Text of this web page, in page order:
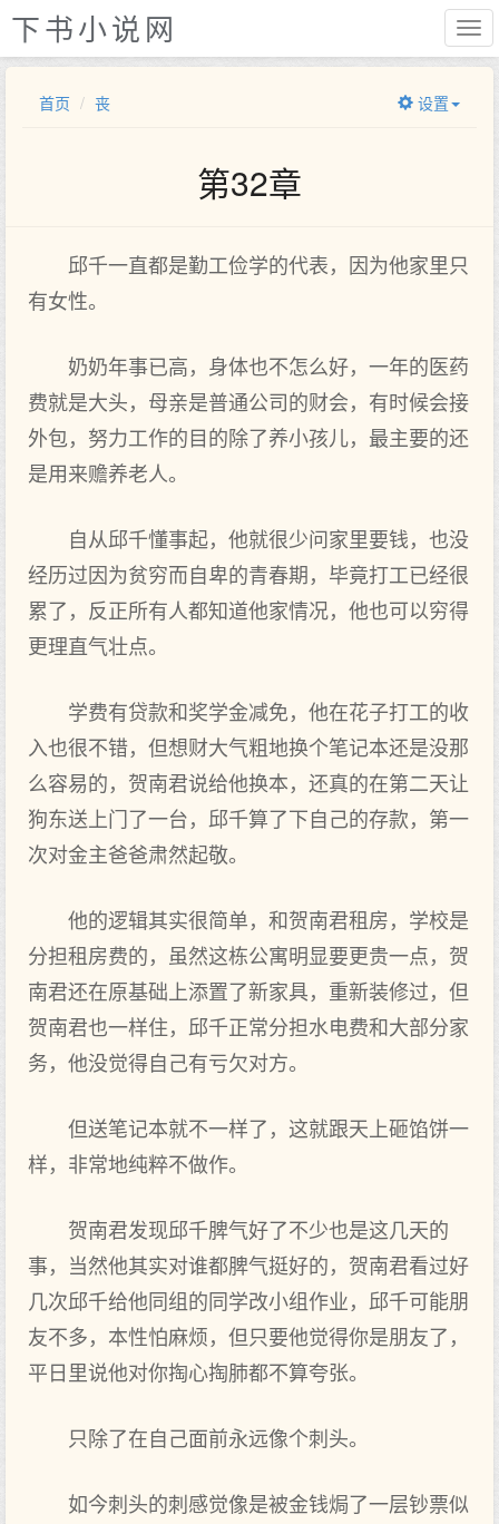
下书小说网
首页 丧 设置
第32章
邱千一直都是勤工俭学的代表，因为他家里只
有女性。
奶奶年事已高，身体也不怎么好，一年的医药
费就是大头，母亲是普通公司的财会，有时候会接
外包，努力工作的目的除了养小孩儿，最主要的还
是用来赡养老人。
自从邱千懂事起，他就很少问家里要钱，也没
经历过因为贫穷而自卑的青春期，毕竟打工已经很
累了，反正所有人都知道他家情况，他也可以穷得
更理直气壮点。
学费有贷款和奖学金减免，他在花子打工的收
入也很不错，但想财大气粗地换个笔记本还是没那
么容易的，贺南君说给他换本，还真的在第二天让
狗东送上门了一台，邱千算了下自己的存款，第一
次对金主爸爸肃然起敬。
他的逻辑其实很简单，和贺南君租房，学校是
分担租房费的，虽然这栋公寓明显要更贵一点，贺
南君还在原基础上添置了新家具，重新装修过，但
贺南君也一样住，邱千正常分担水电费和大部分家
务，他没觉得自己有亏欠对方。
但送笔记本就不一样了，这就跟天上砸馅饼一
样，非常地纯粹不做作。
贺南君发现邱千脾气好了不少也是这几天的
事，当然他其实对谁都脾气挺好的，贺南君看过好
几次邱千给他同组的同学改小组作业，邱千可能朋
友不多，本性怕麻烦，但只要他觉得你是朋友了，
平日里说他对你掏心掏肺都不算夸张。
只除了在自己面前永远像个刺头。
如今刺头的刺感觉像是被金钱焗了一层钞票似